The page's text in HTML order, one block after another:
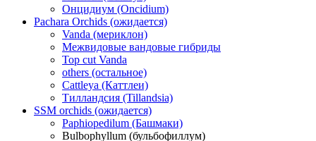
Онцидиум (Oncidium)
Pachara Orchids (ожидается)
Vanda (мериклон)
Межвидовые вандовые гибриды
Top cut Vanda
others (остальное)
Cattleya (Каттлеи)
Тилландсия (Tillandsia)
SSM orchids (ожидается)
Paphiopedilum (Башмаки)
Bulbophyllum (бульбофиллум)